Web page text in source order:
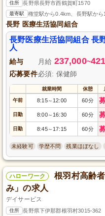
住所 長野県長野市西鶴賀町1570
最寄駅 権堂駅から0.4km、長野駅か
長野 医療生活協同組合
長野医療生活協同組合 長
人
給与 月給 237,000~
応募要件必須: 保健師
就業時間 休憩
午前 8:15～ 12:00 60分
日勤 8:00～ 16:30 60分
日勤 8:45～ 17:15 60分
未経験可 学歴不問 残業ほぼなし
ハローワーク
根羽村高齢
み」の求人
デイサービス
住所 長野県下伊那郡根羽村3015-362